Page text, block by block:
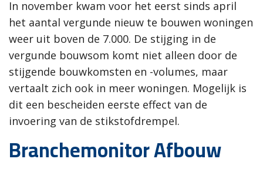
In november kwam voor het eerst sinds april
het aantal vergunde nieuw te bouwen woningen
weer uit boven de 7.000. De stijging in de
vergunde bouwsom komt niet alleen door de
stijgende bouwkomsten en -volumes, maar
vertaalt zich ook in meer woningen. Mogelijk is
dit een bescheiden eerste effect van de
invoering van de stikstofdrempel.
Branchemonitor Afbouw